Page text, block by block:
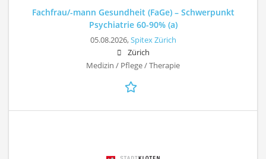
Fachfrau/-mann Gesundheit (FaGe) – Schwerpunkt
Psychiatrie 60-90% (a)
05.08.2026,Spitex Zürich
Zürich
Medizin / Pflege / Therapie